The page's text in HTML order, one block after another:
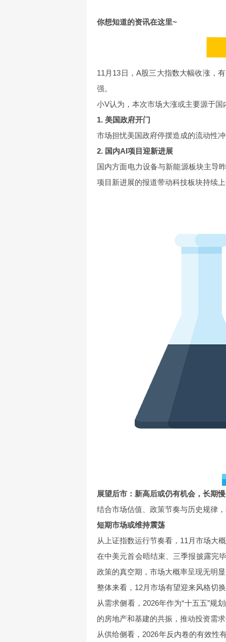
你想知道的资讯在这里~
11月13日，A股三大指数大幅收涨，
强。
小V认为，本次市场大涨或主要源于
1. 美国政府开门
市场担忧美国政府停摆造成的流动性
2. 国内AI项目迎新进展
国内方面电力设备与新能源板块主导
项目新进展的报道带动科技板块持续
展望后市：新高后或仍有机会，长期
结合市场估值、政策节奏与历史规律
短期市场或维持震荡
从上证指数运行节奏看，11月市场大
在中美元首会晤结束、三季报披露完
政策的真空期，市场大概率呈现无明
整体来看，12月市场有望迎来风格切
从需求侧看，2026年作为“十五五”规
的房地产和基建的共振，推动投资需
从供给侧看，2026年反内卷的有效性